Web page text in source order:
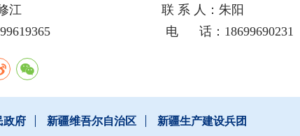
江 联 系 人：朱阳
电 话：18699690231
政府 新疆维吾尔自治区 新疆生产建设兵团